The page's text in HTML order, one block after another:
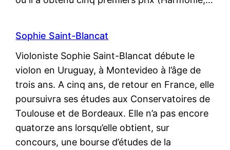
Sophie Saint-Blancat
Violoniste Sophie Saint-Blancat débute le
violon en Uruguay, à Montevideo à l’âge de
trois ans. A cinq ans, de retour en France, elle
poursuivra ses études aux Conservatoires de
Toulouse et de Bordeaux. Elle n’a pas encore
quatorze ans lorsqu’elle obtient, sur
concours, une bourse d’études de la